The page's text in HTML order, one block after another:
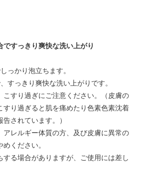
ですっきり爽快な洗い上がり
っかり泡立ちます。
すっきり爽快な洗い上がりです。
すり過ぎにご注意ください。（皮膚の
すり過ぎると肌を痛めたり色素色素沈着
されています。）
レルギー体質の方、及び皮膚に異常の
ください。
る場合がありますが、ご使用には差し